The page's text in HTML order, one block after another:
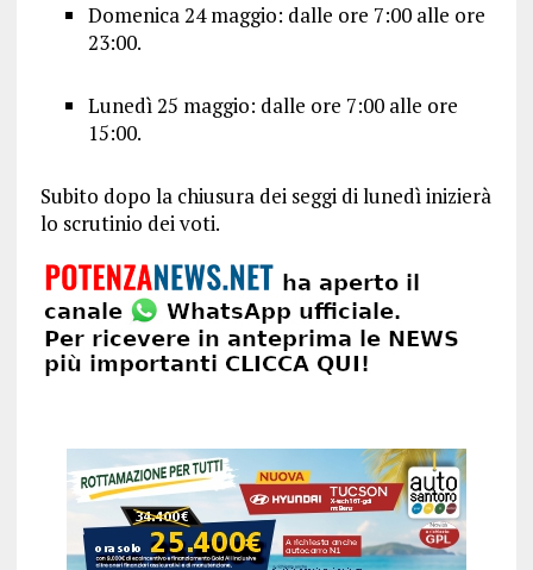
Domenica 24 maggio: dalle ore 7:00 alle ore
23:00.
Lunedì 25 maggio: dalle ore 7:00 alle ore
15:00.
Subito dopo la chiusura dei seggi di lunedì inizierà
lo scrutinio dei voti.